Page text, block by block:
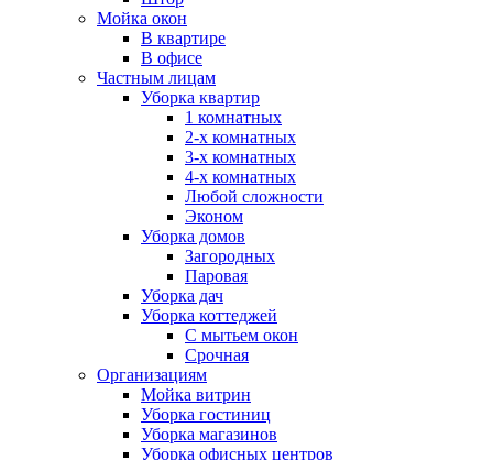
Мойка окон
В квартире
В офисе
Частным лицам
Уборка квартир
1 комнатных
2-х комнатных
3-х комнатных
4-х комнатных
Любой сложности
Эконом
Уборка домов
Загородных
Паровая
Уборка дач
Уборка коттеджей
С мытьем окон
Срочная
Организациям
Мойка витрин
Уборка гостиниц
Уборка магазинов
Уборка офисных центров